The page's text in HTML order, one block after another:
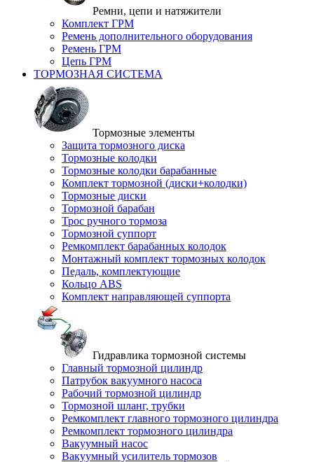
Ремни, цепи и натяжители
Комплект ГРМ
Ремень дополнительного оборудования
Ремень ГРМ
Цепь ГРМ
ТОРМОЗНАЯ СИСТЕМА
Тормозные элементы
Защита тормозного диска
Тормозные колодки
Тормозные колодки барабанные
Комплект тормозной (диски+колодки)
Тормозные диски
Тормозной барабан
Трос ручного тормоза
Тормозной суппорт
Ремкомплект барабанных колодок
Монтажный комплект тормозных колодок
Педаль, комплектующие
Кольцо ABS
Комплект направляющей суппорта
Гидравлика тормозной системы
Главный тормозной цилиндр
Патрубок вакуумного насоса
Рабочий тормозной цилиндр
Тормозной шланг, трубки
Ремкомплект главного тормозного цилиндра
Ремкомплект тормозного цилиндра
Вакуумный насос
Вакуумный усилитель тормозов